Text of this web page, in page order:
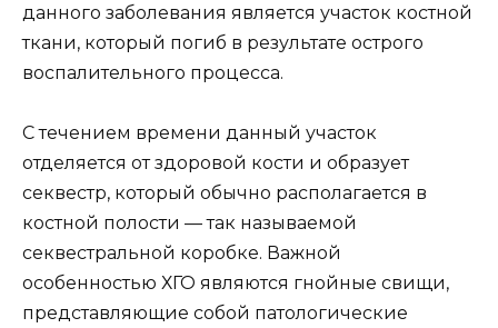
данного заболевания является участок костной
ткани, который погиб в результате острого
воспалительного процесса.
С течением времени данный участок
отделяется от здоровой кости и образует
секвестр, который обычно располагается в
костной полости — так называемой
секвестральной коробке. Важной
особенностью ХГО являются гнойные свищи,
представляющие собой патологические